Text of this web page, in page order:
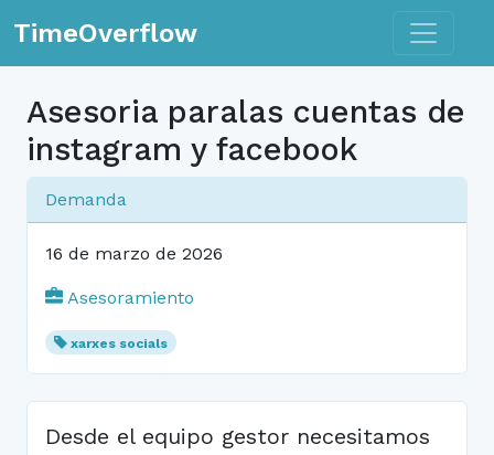
TimeOverflow Toggle
Asesoria paralas cuentas de
instagram y facebook
Demanda
16 de marzo de 2026
Asesoramiento
xarxes socials
Desde el equipo gestor necesitamos